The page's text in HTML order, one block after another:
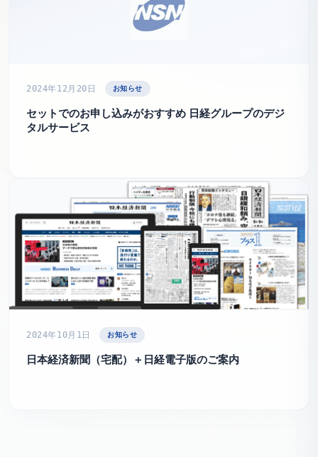
2024年12月20日 お知らせ
セットでのお申し込みがおすすめ 日経グループのデジ
タルサービス
2024年10月1日 お知らせ
日本経済新聞（宅配）＋日経電子版のご案内